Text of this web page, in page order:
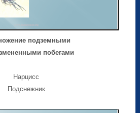
подземными
побегами
Нарцисс
Подснежник